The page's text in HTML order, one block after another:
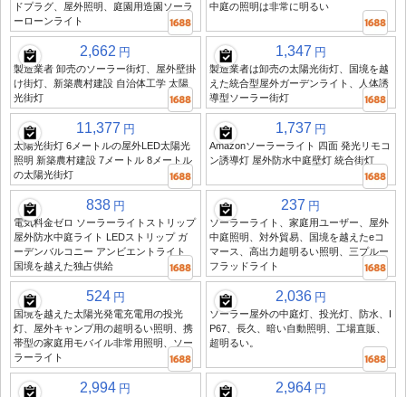
ドプラグ、屋外照明、庭園用造園ソーラ
ーローンライト
中庭の照明は非常に明るい
2,662 円
製造業者 卸売のソーラー街灯、屋外壁掛
け街灯、新築農村建設 自治体工学 太陽
光街灯
1,347 円
製造業者は卸売の太陽光街灯、国境を越
えた統合型屋外ガーデンライト、人体誘
導型ソーラー街灯
11,377 円
太陽光街灯 6メートルの屋外LED太陽光
照明 新築農村建設 7メートル 8メートル
の太陽光街灯
1,737 円
Amazonソーラーライト 四面 発光リモコ
ン誘導灯 屋外防水中庭壁灯 統合街灯
838 円
電気料金ゼロ ソーラーライトストリップ
屋外防水中庭ライト LEDストリップ ガ
ーデンバルコニー アンビエントライト
国境を越えた独占供給
237 円
ソーラーライト、家庭用ユーザー、屋外
中庭照明、対外貿易、国境を越えたeコ
マース、高出力超明るい照明、三プルー
フラッドライト
524 円
国境を越えた太陽光発電充電用の投光
灯、屋外キャンプ用の超明るい照明、携
帯型の家庭用モバイル非常用照明、ソー
ラーライト
2,036 円
ソーラー屋外の中庭灯、投光灯、防水、I
P67、長久、暗い自動照明、工場直販、
超明るい。
2,994 円 2,964 円